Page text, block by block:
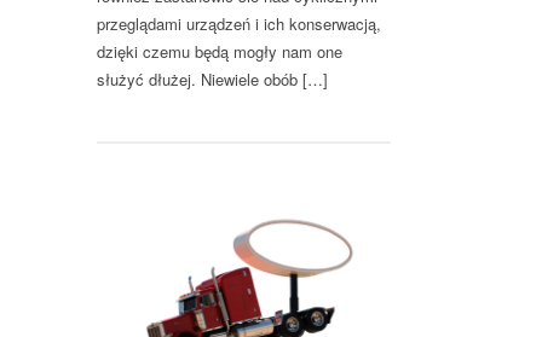
przeglądami urządzeń i ich konserwacją,
dzięki czemu będą mogły nam one
służyć dłużej. Niewiele obób […]